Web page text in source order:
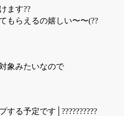
ます??
もらえるの嬉しい〜〜(??
象みたいなので
る予定です│??????????